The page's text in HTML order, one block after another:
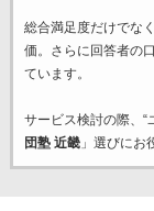
総合満足度だけでな
価。さらに回答者の
ています。
サービス検討の際、“
団塾 近畿」選びにお